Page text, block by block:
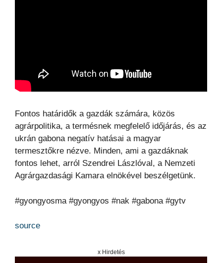
Fontos határidők a gazdák számára, közös
agrárpolitika, a termésnek megfelelő időjárás, és az
ukrán gabona negatív hatásai a magyar
termesztőkre nézve. Minden, ami a gazdáknak
fontos lehet, arról Szendrei Lászlóval, a Nemzeti
Agrárgazdasági Kamara elnökével beszélgetünk.
#gyongyosma #gyongyos #nak #gabona #gytv
source
x Hirdetés